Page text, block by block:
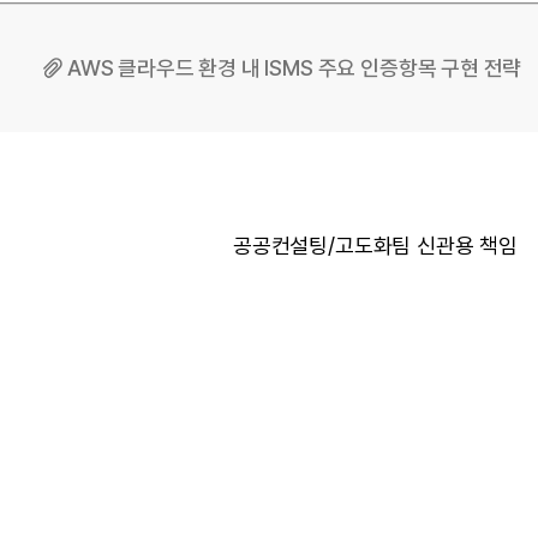
AWS 클라우드 환경 내 ISMS 주요 인증항목 구현 전략
공공컨설팅/고도화팀 신관용 책임